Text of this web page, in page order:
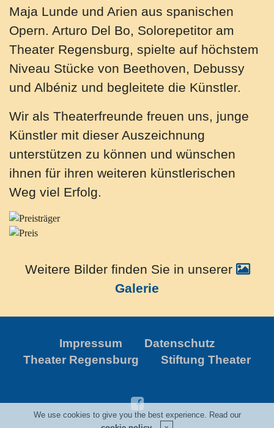
Maja Lunde und Arien aus spanischen
Opern. Arturo Del Bo, Solorepetitor am
Theater Regensburg, spielte auf höchstem
Niveau Stücke von Beethoven, Debussy
und Albéniz und begleitete die Künstler.
Wir als Theaterfreunde freuen uns, junge
Künstler mit dieser Auszeichnung
unterstützen zu können und wünschen
ihnen für ihren weiteren künstlerischen
Weg viel Erfolg.
Weitere Bilder finden Sie in unserer
Galerie
Impressum
Datenschutz
Theater Regensburg
Stiftung Theater
We use cookies to give you the best experience. Read our